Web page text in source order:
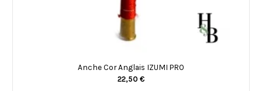
Anche Cor Anglais IZUMI PRO
22,50 €